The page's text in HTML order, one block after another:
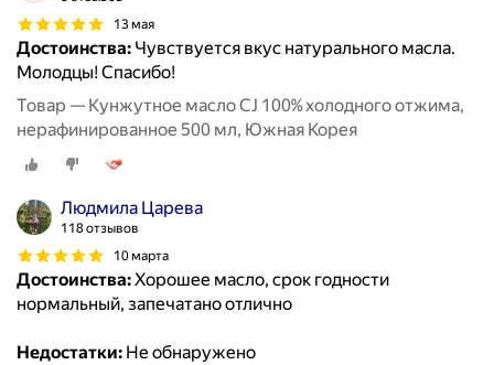
13 мая
Достоинства: Чувствуется вкус натурального масла.
Молодцы! Спасибо!
Товар — Кунжутное масло CJ 100% холодного отжима,
нерафинированное 500 мл, Южная Корея
Людмила Царева
118 отзывов
10 марта
Достоинства:Хорошее масло, срок годности
нормальный, запечатано отлично
Недостатки: Не обнаружено